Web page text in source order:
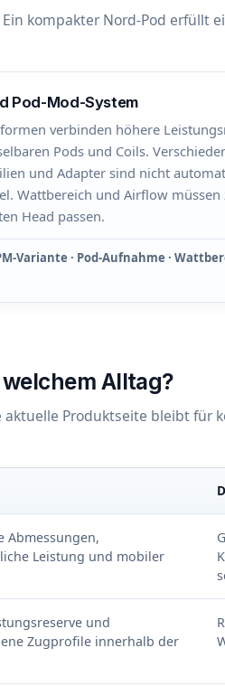
kompakter Nord-Pod erfüllt
Pod-Mod-System
verbinden höhere
Pods und Coils.
und Adapter sind nicht
Wattbereich und Airflow müssen
Head passen.
Variante · Pod-Aufnahme ·
Alltag?
Produktseite bleibt für
Abmessungen,
Leistung und mobiler
und
Zugprofile innerhalb der